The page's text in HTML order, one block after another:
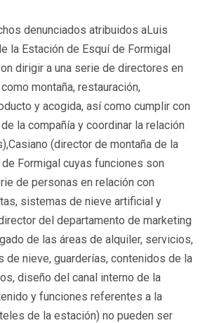
denunciados atribuidos aLuis
la Estación de Esquí de Formigal
dirigir a una serie de directores en
montaña, restauración,
y acogida, así como cumplir con
la compañía y coordinar la relación
(director de montaña de la
Formigal cuyas funciones son
de personas en relación con
sistemas de nieve artificial y
del departamento de marketing
de las áreas de alquiler, servicios,
de nieve, guarderías, contenidos de la
diseño del canal interno de la
y funciones referentes a la
de la estación) no pueden ser